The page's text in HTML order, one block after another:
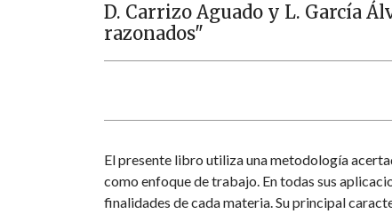
D. Carrizo Aguado y L. García
razonados"
El presente libro utiliza una metodología
como enfoque de trabajo. En todas sus
finalidades de cada materia. Su principal